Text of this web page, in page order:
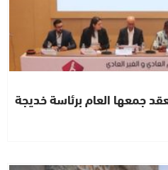
جمعها العام برئاسة خديجة